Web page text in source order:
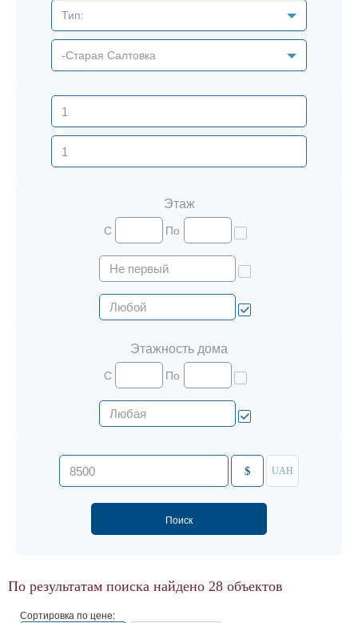
Тип:
-Старая Салтовка
Этаж
С По
Этажность дома
С По
$ UAH
По результатам поиска найдено 28 объектов
Сортировка по цене: